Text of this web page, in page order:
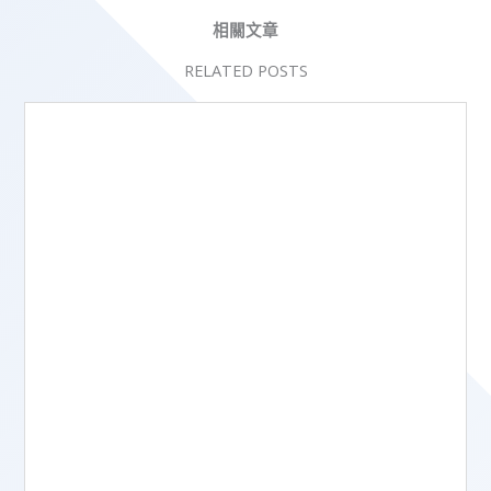
相關文章
RELATED POSTS